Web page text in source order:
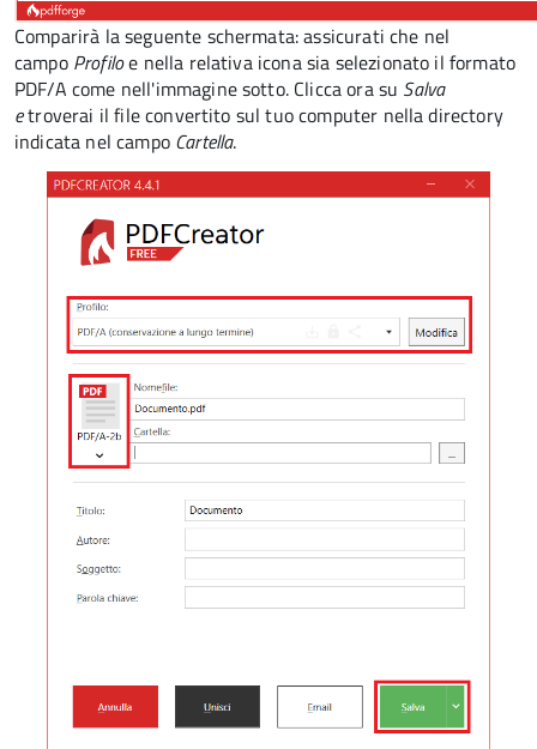
Comparirà la seguente schermata: assicurati che nel
campo Profiloe nella relativa icona sia selezionato il formato
PDF/A come nell'immagine sotto. Clicca ora su Salva
etroverai il file convertito sul tuo computer nella directory
indicata nel campo Cartella.